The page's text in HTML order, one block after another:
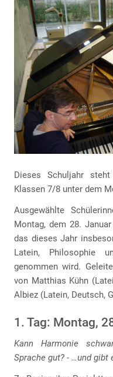
Dieses Schuljahr
Klassen 7/8 unter dem
Ausgewählte
Montag, dem 28.
das dieses Jahr
Latein, Philosophie
genommen wird.
von Matthias Kühn
Albiez (Latein, Deutsch,
1. Tag: Montag,
Kann Harmonie
Sprache gut? - …und gibt